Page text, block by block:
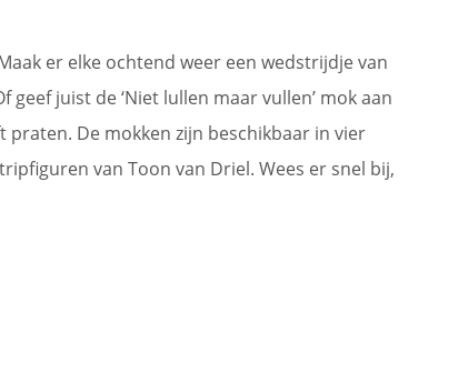
er elke ochtend weer een wedstrijdje van
juist de ‘Niet lullen maar vullen’ mok aan
De mokken zijn beschikbaar in vier
van Toon van Driel. Wees er snel bij,